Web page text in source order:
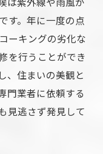
す。年に一度の点
ーキングの劣化な
を行うことができ
、住まいの美観と
門業者に依頼する
見逃さず発見して